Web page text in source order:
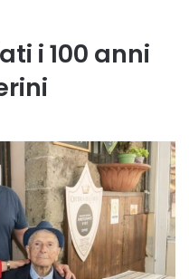
i 100 anni